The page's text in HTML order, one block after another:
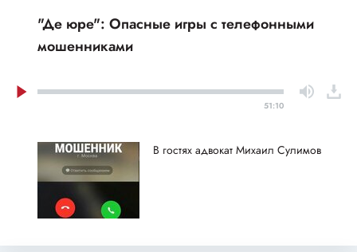
"Де юре": Опасные игры с телефонными
мошенниками
51:10
В гостях адвокат Михаил Сулимов